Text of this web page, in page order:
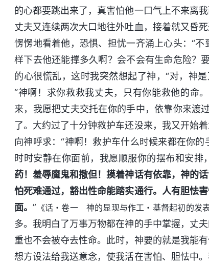
的心都要跳出来了，真害怕他一口气上不来离
丈夫又连续两次大口地往外吐血，接着就又昏
愣愣地看着他，恐惧、担忧一齐涌上心头：“
样下去他还能撑多久啊？会不会有生命危险？
的心很慌乱，这时我突然想起了神，“对，神
“神啊！求你救救我丈夫，只有你能救他的命
来，我愿把丈夫交托在你的手中，依靠你来渡
了。大约过了十分钟救护车还没来，我又开始
向神呼求：“神啊！救护车什么时候来都在你
时时安静在你面前，我愿顺服你的摆布和安排
药！羞辱魔鬼和撒但！摸着神话有依靠，神的
怕死难通过，豁出性命能踏实通行。人有胆怯
面。” 《话・卷一 神的显现与作工・基督起初的发
多。我明白了万事万物都在神的手中掌握，丈
重也不会被夺去性命。此时，神要的就是我能
想方设法给我送意念，使我活在害怕、胆怯中